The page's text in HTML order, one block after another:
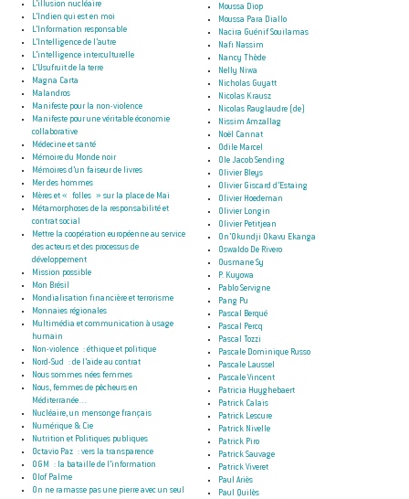
L’illusion nucléaire
L’Indien qui est en moi
L’Information responsable
L’Intelligence de l’autre
L’intelligence interculturelle
L’Usufruit de la terre
Magna Carta
Malandros
Manifeste pour la non-violence
Manifeste pour une véritable économie
collaborative
Médecine et santé
Mémoire du Monde noir
Mémoires d’un faiseur de livres
Mer des hommes
Mères et « folles » sur la place de Mai
Métamorphoses de la responsabilité et
contrat social
Mettre la coopération européenne au service
des acteurs et des processus de
développement
Mission possible
Mon Brésil
Mondialisation financière et terrorisme
Monnaies régionales
Multimédia et communication à usage
humain
Non-violence : éthique et politique
Nord-Sud : de l’aide au contrat
Nous sommes nées femmes
Nous, femmes de pêcheurs en
Méditerranée…
Nucléaire, un mensonge français
Numérique & Cie
Nutrition et Politiques publiques
Octavio Paz : vers la transparence
OGM : la bataille de l’information
Olof Palme
On ne ramasse pas une pierre avec un seul
Moussa Diop
Moussa Para Diallo
Nacira Guénif Souilamas
Nafi Nassim
Nancy Thède
Nelly Niwa
Nicholas Guyatt
Nicolas Krausz
Nicolas Rauglaudre (de)
Nissim Amzallag
Noël Cannat
Odile Marcel
Ole Jacob Sending
Olivier Bleys
Olivier Giscard d’Estaing
Olivier Hoedeman
Olivier Longin
Olivier Petitjean
On’Okundji Okavu Ekanga
Oswaldo De Rivero
Ousmane Sy
P. Kuyowa
Pablo Servigne
Pang Pu
Pascal Berqué
Pascal Percq
Pascal Tozzi
Pascale Dominique Russo
Pascale Laussel
Pascale Vincent
Patricia Huyghebaert
Patrick Calais
Patrick Lescure
Patrick Nivelle
Patrick Piro
Patrick Sauvage
Patrick Viveret
Paul Ariès
Paul Quilès